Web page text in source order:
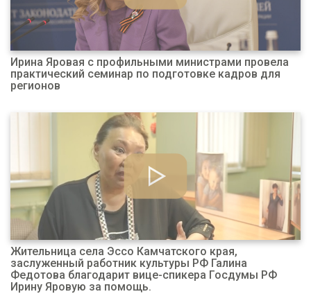
Ирина Яровая с профильными министрами провела
практический семинар по подготовке кадров для
регионов
Жительница села Эссо Камчатского края,
заслуженный работник культуры РФ Галина
Федотова благодарит вице-спикера Госдумы РФ
Ирину Яровую за помощь.